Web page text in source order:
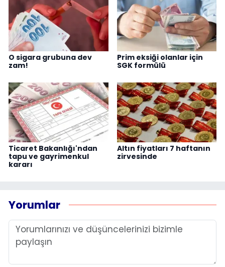
O sigara grubuna dev
zam!
Prim eksiği olanlar için
SGK formülü
Ticaret Bakanlığı'ndan
tapu ve gayrimenkul
kararı
Altın fiyatları 7 haftanın
zirvesinde
Yorumlar